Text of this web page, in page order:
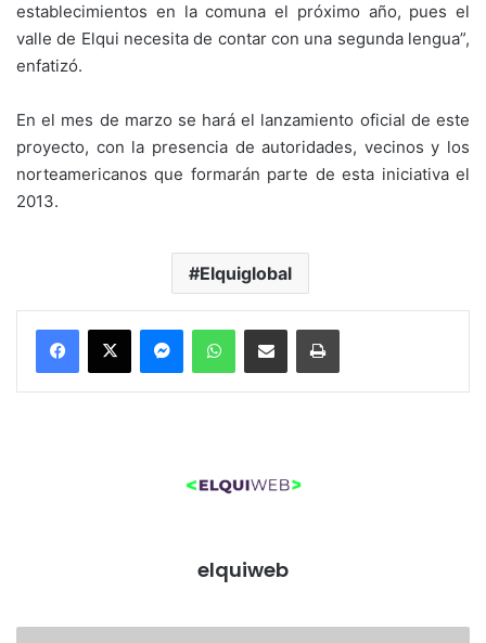
establecimientos en la comuna el próximo año, pues el
valle de Elqui necesita de contar con una segunda lengua”,
enfatizó.
En el mes de marzo se hará el lanzamiento oficial de este
proyecto, con la presencia de autoridades, vecinos y los
norteamericanos que formarán parte de esta iniciativa el
2013.
Elquiglobal
elquiweb